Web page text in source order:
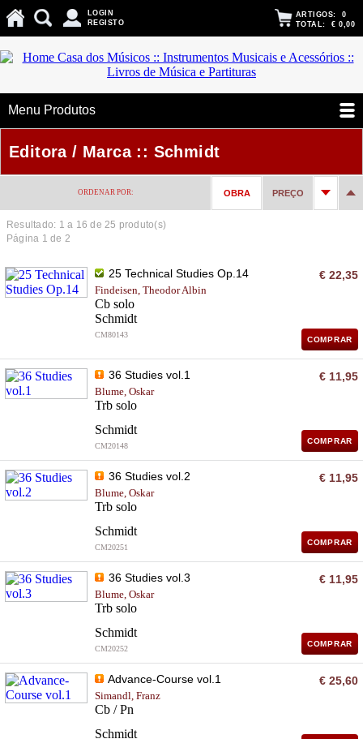
LOGIN
REGISTO
ARTIGOS: 0
TOTAL: € 0,00
Menu Produtos
Editora / Marca :: Schmidt
ORDENAR POR: OBRA PREÇO
Resultado: 1 a 16 de 25 produto(s)
Página 1 de 2
25 Technical Studies Op.14
Findeisen, Theodor Albin
Cb solo
Schmidt
CM80143
€ 22,35
COMPRAR
36 Studies vol.1
Blume, Oskar
Trb solo
Schmidt
CM20148
€ 11,95
COMPRAR
36 Studies vol.2
Blume, Oskar
Trb solo
Schmidt
CM20251
€ 11,95
COMPRAR
36 Studies vol.3
Blume, Oskar
Trb solo
Schmidt
CM20252
€ 11,95
COMPRAR
Advance-Course vol.1
Simandl, Franz
Cb / Pn
Schmidt
€ 25,60